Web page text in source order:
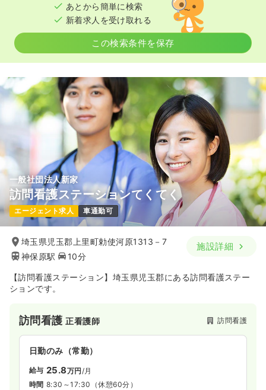
4週8休以上
年収400万円以上可
気になる 詳細を見る
あとから簡単に検索
新着求人を受け取れる
この検索条件を保存
一般社団法人新家
訪問看護ステーションてくてく
エージェント求人 車通勤可
埼玉県児玉郡上里町勅使河原1313－7
神保原駅
10分
施設詳細
【訪問看護ステーション】埼玉県児玉郡にある訪問看護ステー
ションです。
訪問看護正看護師 訪問看護
日勤のみ（常勤）
給与 25.8万円/月
時間 8:30～17:30 （休憩60分）